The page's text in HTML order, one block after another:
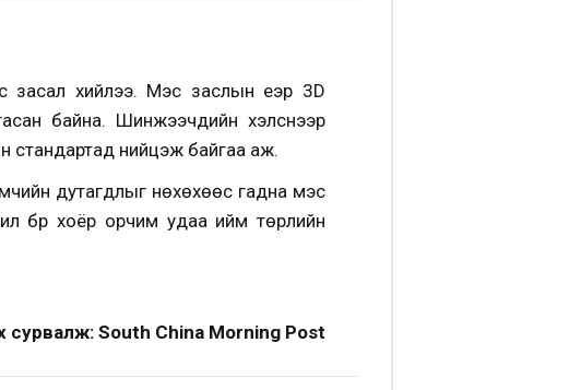
засал хийлээ. Мэс заслын үеэр 3D
байна. Шинжээчдийн хэлснээр
стандартад нийцэж байгаа аж.
дутагдлыг нөхөхөөс гадна мэс
бүр хоёр орчим удаа ийм төрлийн
сурвалж: South China Morning Post